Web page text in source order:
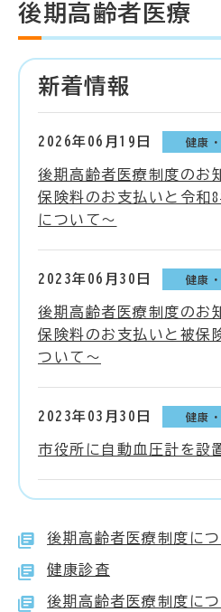
後期高齢者医療
新着情報
2026年06月19日 健康
後期高齢者医療制度のお
保険料のお支払いと令和
について～
2023年06月30日 健康
後期高齢者医療制度のお
保険料のお支払いと被保
ついて～
2023年03月30日 健康
市役所に自動血圧計を設
後期高齢者医療制度に
健康診査
後期高齢者医療制度に